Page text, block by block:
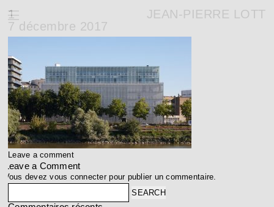
JEAN-PIERRE LOTT
1
7 décembre 2017
Leave a comment
Leave a Comment
Vous devezvous connecterpour publier un commentaire.